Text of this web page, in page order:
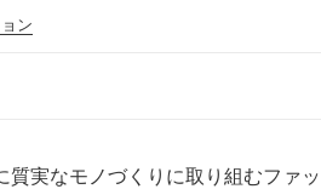
ン
質実なモノづくりに取り組むファ